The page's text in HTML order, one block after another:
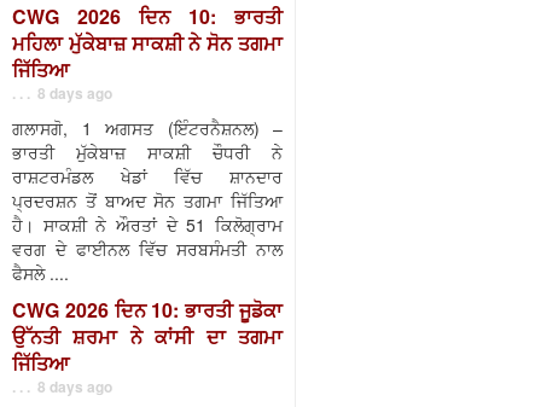
CWG 2026 ਦਿਨ 10: ਭਾਰਤੀ
ਮਹਿਲਾ ਮੁੱਕੇਬਾਜ਼ ਸਾਕਸ਼ੀ ਨੇ ਸੋਨ ਤਗਮਾ
ਜਿੱਤਿਆ
. . . 8 days ago
ਗਲਾਸਗੋ, 1 ਅਗਸਤ (ਇੰਟਰਨੈਸ਼ਨਲ) –
ਭਾਰਤੀ ਮੁੱਕੇਬਾਜ਼ ਸਾਕਸ਼ੀ ਚੌਧਰੀ ਨੇ
ਰਾਸ਼ਟਰਮੰਡਲ ਖੇਡਾਂ ਵਿੱਚ ਸ਼ਾਨਦਾਰ
ਪ੍ਰਦਰਸ਼ਨ ਤੋਂ ਬਾਅਦ ਸੋਨ ਤਗਮਾ ਜਿੱਤਿਆ
ਹੈ। ਸਾਕਸ਼ੀ ਨੇ ਔਰਤਾਂ ਦੇ 51 ਕਿਲੋਗ੍ਰਾਮ
ਵਰਗ ਦੇ ਫਾਈਨਲ ਵਿੱਚ ਸਰਬਸੰਮਤੀ ਨਾਲ
ਫੈਸਲੇ ....
CWG 2026 ਦਿਨ 10: ਭਾਰਤੀ ਜੂਡੋਕਾ
ਉੱਨਤੀ ਸ਼ਰਮਾ ਨੇ ਕਾਂਸੀ ਦਾ ਤਗਮਾ
ਜਿੱਤਿਆ
. . . 8 days ago